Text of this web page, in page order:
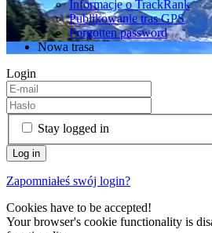
Informacje o TrackRank
Publikowanie tras GPS
Forgotten password
Nowa trasa
Login
Stay logged in
Zapomniałeś swój login?
Cookies have to be accepted!
Your browser's cookie functionality is